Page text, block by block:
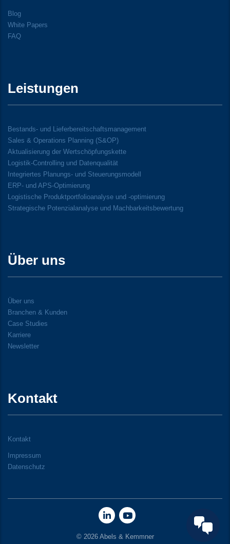
Blog
White Papers
FAQ
Leistungen
Bestands- und Lieferbereitschaftsmanagement
Sales & Operations Planning (S&OP)
Aktualisierung der Wertschöpfungskette
Logistik-Controlling und Datenqualität
Integriertes Planungs- und Steuerungsmodell
ERP- und APS-Optimierung
Logistische Produktportfolioanalyse und -optimierung
Strategische Potenzialanalyse und Machbarkeitsbewertung
Über uns
Über uns
Branchen & Kunden
Case Studies
Karriere
Newsletter
Kontakt
Kontakt
Impressum
Datenschutz
© 2026 Abels & Kemmner